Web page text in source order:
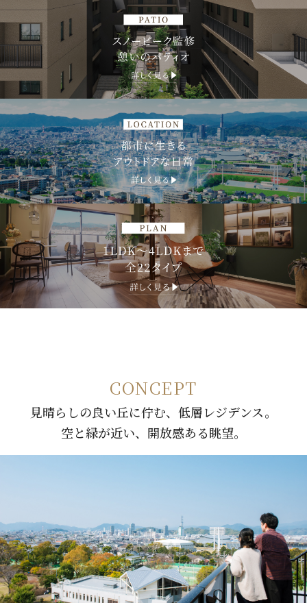
CONCEPT
見晴らしの良い丘に佇む、低層レジデンス。
空と緑が近い、開放感ある眺望。